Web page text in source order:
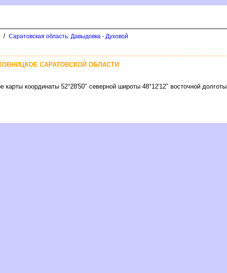
/ Саратовская область: Давыдовка - Духовой
САРАТОВСКОЙ ОБЛАСТИ
координаты 52°28′50″ северной широты 48°12′12″ восточной долготы